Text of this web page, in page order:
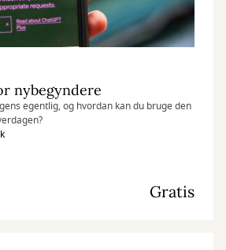
nybegyndere
egentlig, og hvordan kan du bruge den
Gratis